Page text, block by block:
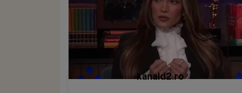
kanald2.ro